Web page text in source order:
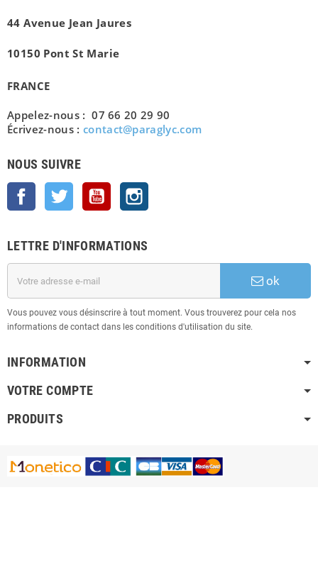
44 Avenue Jean Jaures
10150 Pont St Marie
FRANCE
Appelez-nous : 07 66 20 29 90
Écrivez-nous : contact@paraglyc.com
NOUS SUIVRE
Facebook Twitter YouTube
LETTRE D'INFORMATIONS
ok
Vous pouvez vous désinscrire à tout moment. Vous trouverez pour cela nos
informations de contact dans les conditions d'utilisation du site.
INFORMATION
VOTRE COMPTE
PRODUITS